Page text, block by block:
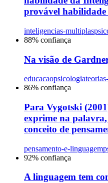
provável habilidade
inteligencias-multiplas
88% confiança
Na visão de
educacaopsicologia
86% confiança
Para Vygotski
exprime na palavra,
conceito de
pensamento-e-linguagem
92% confiança
A linguagem tem